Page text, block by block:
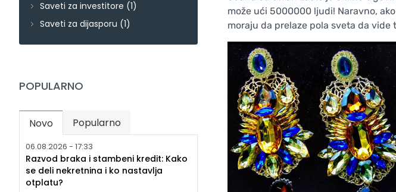
može ući 5000000 ljudi! Naravno,
moraju da prelaze pola sveta da vide
Saveti za investitore (1)
Saveti za dijasporu (1)
POPULARNO
Novo (active tab)
Popularno
06.08.2026 - 17:33
Razvod braka i stambeni kredit: Kako
se deli nekretnina i ko nastavlja
otplatu?